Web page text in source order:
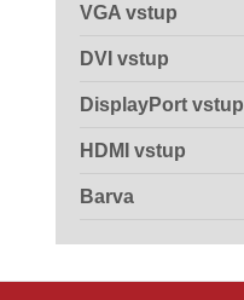
VGA vstup
DVI vstup
DisplayPort vstup
HDMI vstup
Barva